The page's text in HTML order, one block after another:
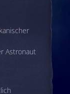
Astronaut